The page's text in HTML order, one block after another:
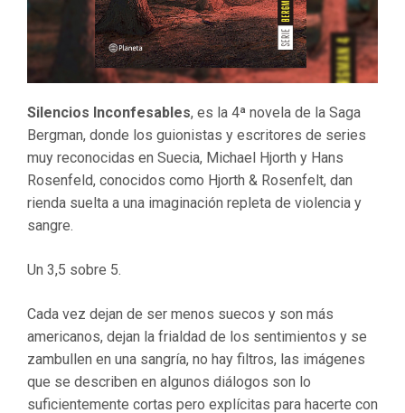
Silencios Inconfesables, es la 4ª novela de la Saga
Bergman, donde los guionistas y escritores de series
muy reconocidas en Suecia, Michael Hjorth y Hans
Rosenfeld, conocidos como Hjorth & Rosenfelt, dan
rienda suelta a una imaginación repleta de violencia y
sangre.
Un 3,5 sobre 5.
Cada vez dejan de ser menos suecos y son más
americanos, dejan la frialdad de los sentimientos y se
zambullen en una sangría, no hay filtros, las imágenes
que se describen en algunos diálogos son lo
suficientemente cortas pero explícitas para hacerte con